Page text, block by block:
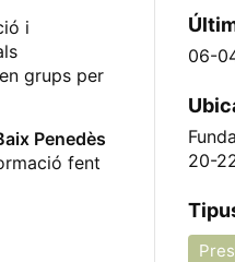
i
grups per
Penedès
fent
06-
20-